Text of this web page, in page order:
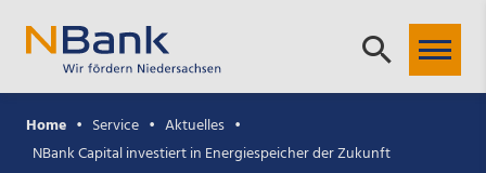
Home Service
Aktuelles
NBank Capital investiert in Energiespeicher der Zukunft